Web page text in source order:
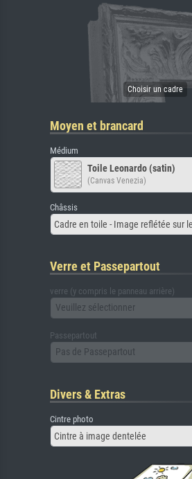
Moyen et brancard
Médium
Toile Leonardo (satin)
(Canvas Venezia)
Châssis
Cadre en toile - Image reflétée sur
Verre et Passepartout
verre (y compris le panneau arrière)
Veuillez sélectionner
Passepartout
Pas de Passepartout
Divers & Extras
Cintre photo
Cintre à image dentelée